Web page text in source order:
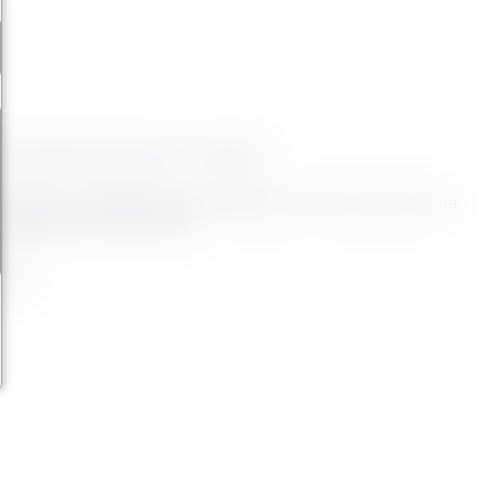
premier plan dans ce domaine.
notamment la conception et la construction, la
NH3 , HFC et HFO.